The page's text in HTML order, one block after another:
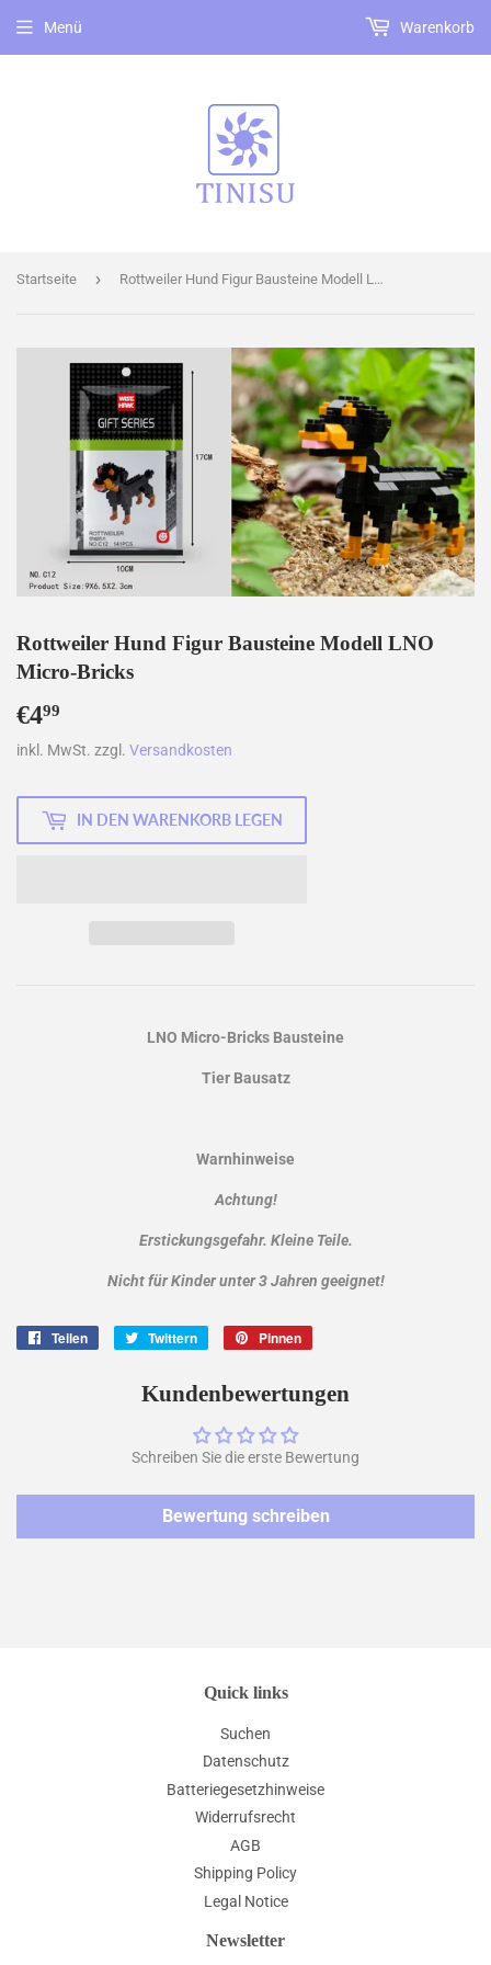
Menü Warenkorb
Startseite › Rottweiler Hund Figur Bausteine Modell LNO Micro-Bricks
Rottweiler Hund Figur Bausteine Modell LNO
Micro-Bricks
€499
inkl. MwSt. zzgl. Versandkosten
IN DEN WARENKORB LEGEN
LNO Micro-Bricks Bausteine
Tier Bausatz
Warnhinweise
Achtung!
Erstickungsgefahr. Kleine Teile.
Nicht für Kinder unter 3 Jahren geeignet!
Teilen Twittern
twittern
Pinnen
pinnen
Kundenbewertungen
Schreiben Sie die erste Bewertung
Bewertung schreiben
Quick links
Suchen
Datenschutz
Batteriegesetzhinweise
Widerrufsrecht
AGB
Shipping Policy
Legal Notice
Newsletter